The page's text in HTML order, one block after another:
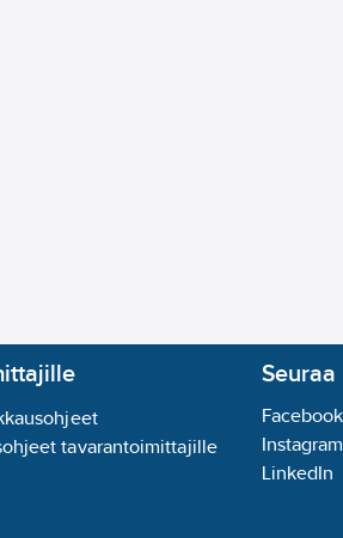
tavarantoimittajille
Seuraa
Facebook
Instagram
LinkedIn